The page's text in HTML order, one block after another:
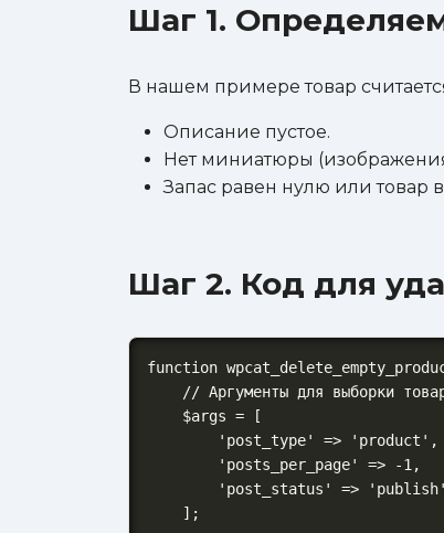
Шаг 1.
В нашем примере товар
Описание пустое.
Нет миниатюры
Запас равен нулю или товар
Шаг 2. Код для
function